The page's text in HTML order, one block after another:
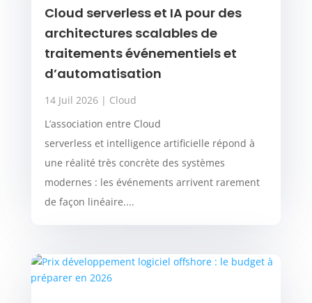
Cloud serverless et IA pour des
architectures scalables de
traitements événementiels et
d’automatisation
14 Juil 2026| Cloud
L’association entre Cloud
serverless et intelligence artificielle répond à
une réalité très concrète des systèmes
modernes : les événements arrivent rarement
de façon linéaire....